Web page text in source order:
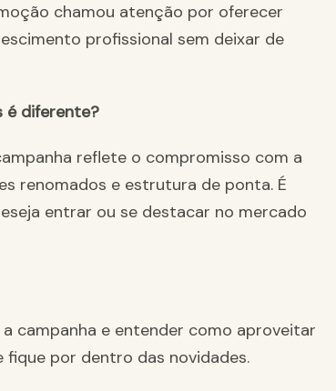
chamou atenção por oferecer
profissional sem deixar de
é diferente?
reflete o compromisso com a
renomados e estrutura de ponta. É
entrar ou se destacar no mercado
campanha e entender como aproveitar
fique por dentro das novidades.